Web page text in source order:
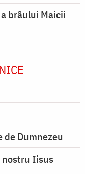
brâului Maicii
Dumnezeu
nostru Iisus